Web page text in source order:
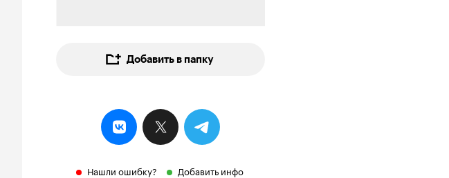
Добавить в папку
Нашли ошибку? Добавить инфо